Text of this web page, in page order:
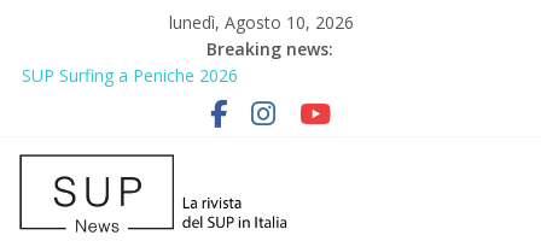
lunedì, Agosto 10, 2026
Breaking news:
SUP Surfing a Peniche 2026
AirSUP a Gallico: prima storica gara per Reggio Calabria
Gallico Paddle Fest 2026: sul lungomare di Gallico torna la festa
del SUP
Porto Selvaggio, a lezione di soccorso con la giornata della
prevenzione
2° Urban Sup Trophy: la regata solidale per lo IOR